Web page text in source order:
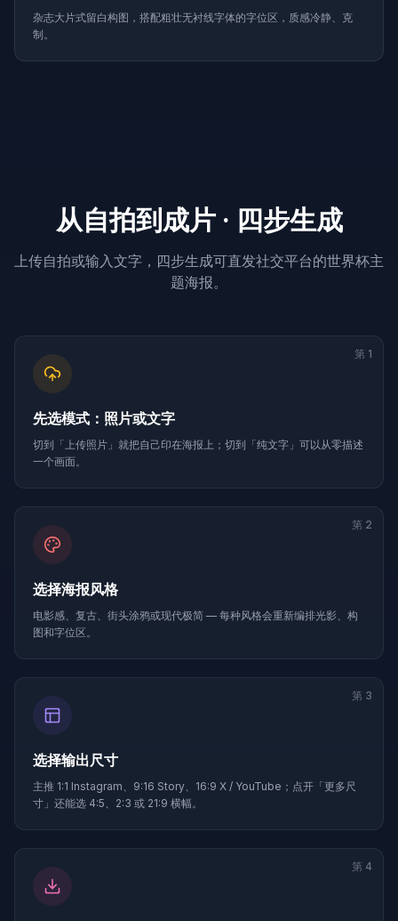
杂志大片式留白构图，搭配粗壮无衬线字体的字位区，质感冷静、克
制。
从自拍到成片 · 四步生成
上传自拍或输入文字，四步生成可直发社交平台的世界杯主
题海报。
第 1
先选模式：照片或文字
切到「上传照片」就把自己印在海报上；切到「纯文字」可以从零描述
一个画面。
第 2
选择海报风格
电影感、复古、街头涂鸦或现代极简 — 每种风格会重新编排光影、构
图和字位区。
第 3
选择输出尺寸
主推 1:1 Instagram、9:16 Story、16:9 X / YouTube；点开「更多尺
寸」还能选 4:5、2:3 或 21:9 横幅。
第 4